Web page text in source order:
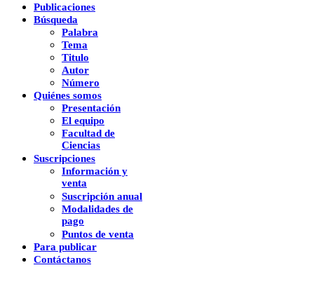
Publicaciones
Búsqueda
Palabra
Tema
Titulo
Autor
Número
Quiénes somos
Presentación
El equipo
Facultad de
Ciencias
Suscripciones
Información y
venta
Suscripción anual
Modalidades de
pago
Puntos de venta
Para publicar
Contáctanos